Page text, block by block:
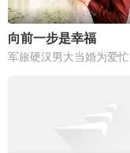
向前一步是幸福
军旅硬汉男大当婚为爱忙